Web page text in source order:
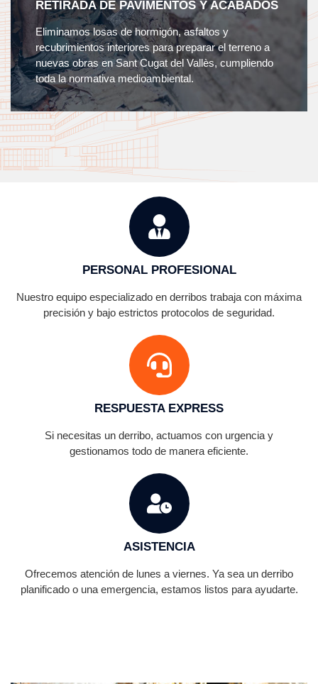
RETIRADA DE PAVIMENTOS Y ACABADOS
Eliminamos losas de hormigón, asfaltos y
recubrimientos interiores para preparar el terreno a
nuevas obras en Sant Cugat del Vallès, cumpliendo
toda la normativa medioambiental.
PERSONAL PROFESIONAL
Nuestro equipo especializado en derribos trabaja con máxima
precisión y bajo estrictos protocolos de seguridad.
RESPUESTA EXPRESS
Si necesitas un derribo, actuamos con urgencia y
gestionamos todo de manera eficiente.
ASISTENCIA
Ofrecemos atención de lunes a viernes. Ya sea un derribo
planificado o una emergencia, estamos listos para ayudarte.